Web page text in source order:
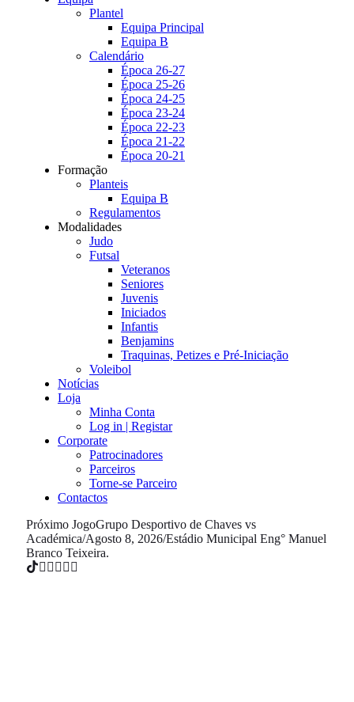
Plantel
Equipa Principal
Equipa B
Calendário
Época 26-27
Época 25-26
Época 24-25
Época 23-24
Época 22-23
Época 21-22
Época 20-21
Formação
Planteis
Equipa B
Regulamentos
Modalidades
Judo
Futsal
Veteranos
Seniores
Juvenis
Iniciados
Infantis
Benjamins
Traquinas, Petizes e Pré-Iniciação
Voleibol
Notícias
Loja
Minha Conta
Log in | Registar
Corporate
Patrocinadores
Parceiros
Torne-se Parceiro
Contactos
Próximo JogoGrupo Desportivo de Chaves vs
Académica/Agosto 8, 2026/Estádio Municipal Eng° Manuel
Branco Teixeira.